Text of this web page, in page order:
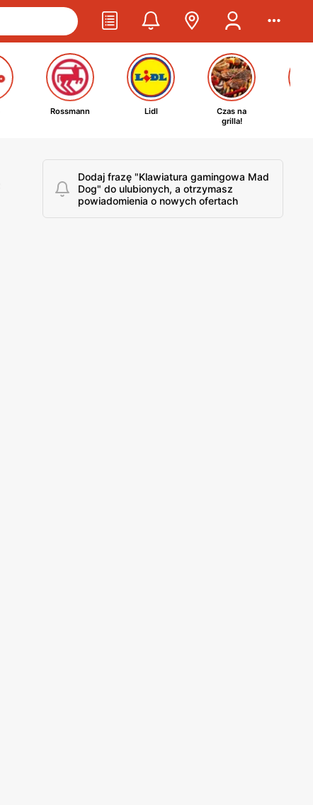
Rossmann Lidl
Czas na
grilla!
Dodaj frazę "Klawiatura gamingowa Mad
Dog" do ulubionych, a otrzymasz
powiadomienia o nowych ofertach